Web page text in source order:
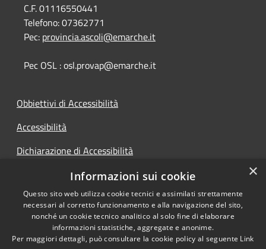
C.F. 01116550441
Telefono:07362771
Pec: provincia.ascoli@emarche.it
Pec OSL : osl.provap@emarche.it
Obbiettivi di Accessibilità
Accessibilità
Dichiarazione di Accessibilità
Accesso Civico
Accessibilità
Copyright © 2026 • Provincia di
Ascoli Piceno • Powered by
×
Informazioni sui cookie
Questo sito web utilizza cookie tecnici e assimilati strettamente
necessari al corretto funzionamento e alla navigazione del sito,
nonché un cookie tecnico analitico al solo fine di elaborare
informazioni statistiche, aggregate e anonime.
Per maggiori dettagli, può consultare la cookie policy al seguente Link